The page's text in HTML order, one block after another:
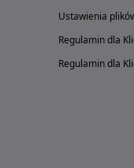
Ustawienia
Regulamin dla
Regulamin dla